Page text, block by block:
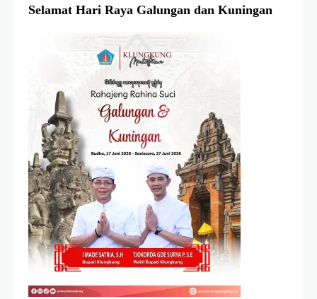
Selamat Hari Raya Galungan dan Kuningan